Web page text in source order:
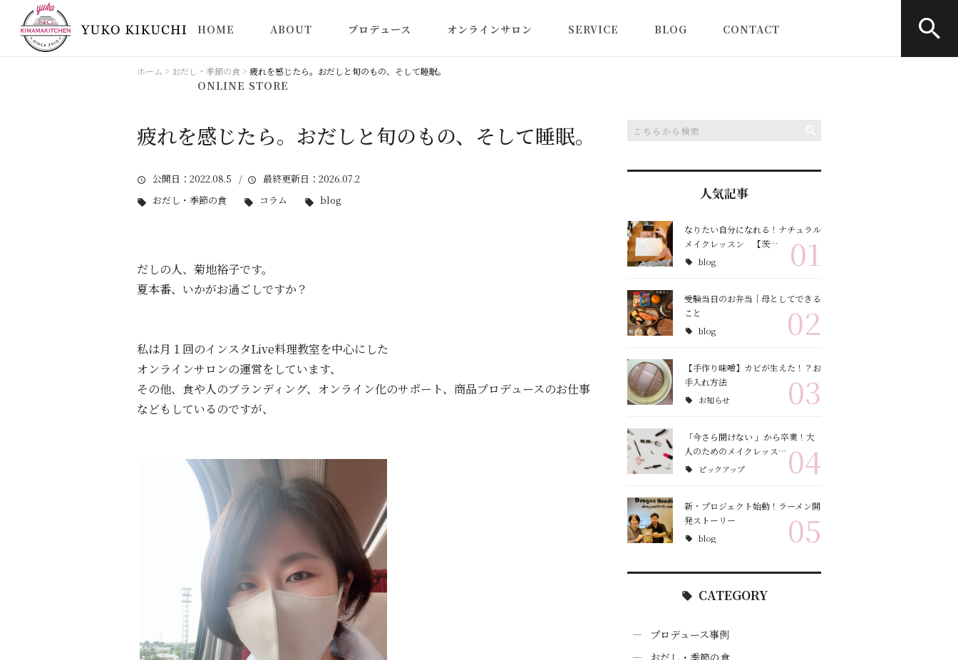
HOME ABOUT
活動実績
プロデュース オンラインサロン SERVICE
ラス
スポーツごはん塾
BLOG CONTACT
ONLINE STORE
ホーム > おだし・季節の食 > 疲れを感じたら。おだしと旬のもの、そして睡眠。
疲れを感じたら。おだしと旬のもの、そして睡眠。
公開日 ：2022.08.5 / 最終更新日 ：2026.07.2
おだし・季節の食
コラム blog
だしの人、菊地裕子です。
夏本番、いかがお過ごしですか？
私は月１回のインスタLive料理教室を中心にした
オンラインサロンの運営をしています、
その他、食や人のブランディング、オンライン化のサポート、商品プロデュースのお仕事
などもしているのですが、
人気記事
なりたい自分になれる！ナチュラル
メイクレッスン 【茨…
blog 01
受験当日のお弁当｜母としてできる
こと
blog 02
【手作り味噌】カビが生えた！？お
手入れ方法
お知らせ 03
「今さら聞けない 」から卒業！大
人のためのメイクレッス…
ピックアップ 04
新・プロジェクト始動！ラーメン開
発ストーリー
blog 05
CATEGORY
プロデュース事例
おだし・季節の食